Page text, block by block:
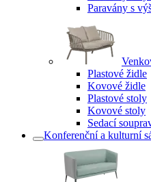
Paravány s
Plastové židle
Kovové židle
Plastové stoly
Kovové stoly
Sedací
Konferenční a kulturní